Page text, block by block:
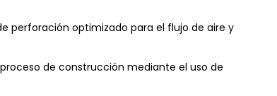
perforación optimizado para el flujo de aire y
de construcción mediante el uso de